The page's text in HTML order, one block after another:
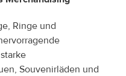
Ringe und
Souvenirläden und